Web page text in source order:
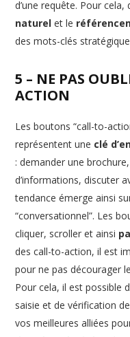
d’une requête. Pour cela,
naturel et le
des mots-clés
5 – NE PAS
ACTION
Les boutons “call-to-
représentent une clé
: demander une
d’informations, discuter
tendance émerge ainsi
“conversationnel”. Les
cliquer, scroller et ainsi
des call-to-action, il est
pour ne pas décourager
Pour cela, il est possible
saisie et de vérification
vos meilleures alliées